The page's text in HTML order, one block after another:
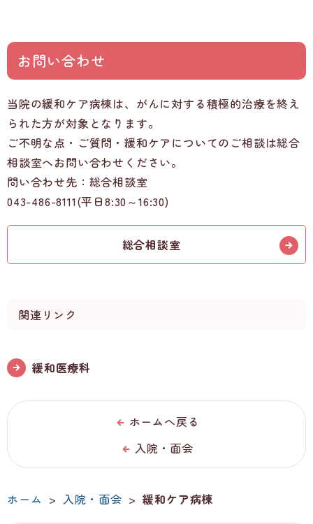
お問い合わせ
当院の緩和ケア病棟は、がんに対する積極的治療を終え
られた方が対象となります。
ご不明な点・ご質問・緩和ケアについてのご相談は総合
相談室へお問い合わせください。
問い合わせ先：総合相談室
043-486-8111(平日8:30～16:30)
総合相談室
関連リンク
緩和医療科
入院・面会
ホームへ戻る
ホーム >入院・面会 >緩和ケア病棟